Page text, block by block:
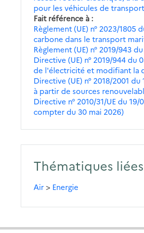
pour les véhicules de
Fait référence à
Règlement (UE) n° 2023/
carbone dans le transport
Règlement (UE) n° 2019/943
Directive (UE) n° 2019/944
de l'électricité et modifiant la
Directive (UE) n° 2018/2001
à partir de sources
Directive n° 2010/31/UE du
compter du 30 mai 2026)
Thématiques liées
Air> Energie